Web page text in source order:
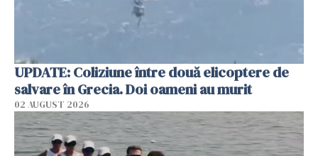
UPDATE: Coliziune între două elicoptere de
salvare în Grecia. Doi oameni au murit
02 AUGUST 2026